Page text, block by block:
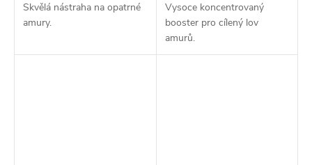
Skvělá nástraha na opatrné
amury.
Vysoce koncentrovaný
booster pro cílený lov
amurů.